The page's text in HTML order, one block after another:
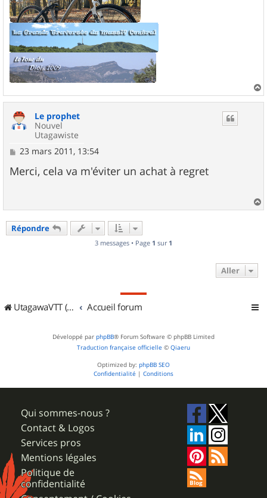
a
Le prophet
Nouvel
Utagawiste
M
s
s
e
23 mars 2011, 13:54
Merci, cela va m'éviter un achat à regret
a
Répondre
3 messages • Page 1 sur 1
Aller
UtagawaVTT (Randos VTT et VTTAE avec traces GPS) Accueil forum
Développé par phpBB® Forum Software © phpBB Limited
Traduction française officielle © Qiaeru
Optimized by: phpBB SEO
Confidentialité | Conditions
Qui sommes-nous ?
Contact & Logos
Services pros
Mentions légales
Politique de
confidentialité